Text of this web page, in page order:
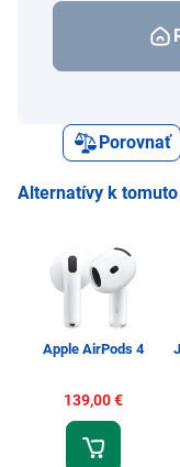
Porovnať
Alternatívy k
Apple AirPods 4
139,00 €